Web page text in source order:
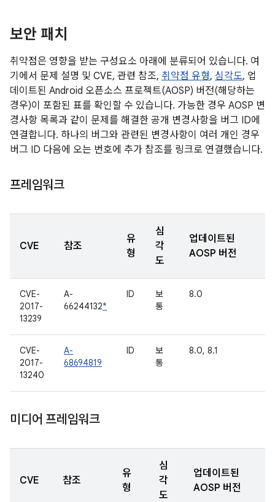
보안 패치
취약점은 영향을 받는 구성요소 아래에 분류되어 있습니다. 여
기에서 문제 설명 및 CVE, 관련 참조, 취약점 유형, 심각도, 업
데이트된 Android 오픈소스 프로젝트(AOSP) 버전(해당하는
경우)이 포함된 표를 확인할 수 있습니다. 가능한 경우 AOSP 변
경사항 목록과 같이 문제를 해결한 공개 변경사항을 버그 ID에
연결합니다. 하나의 버그와 관련된 변경사항이 여러 개인 경우
버그 ID 다음에 오는 번호에 추가 참조를 링크로 연결했습니다.
프레임워크
CVE 참조
유
형
심
각
도
업데이트된
AOSP 버전
CVE-
2017-
13239
A-
66244132*
ID
보
통
8.0
CVE-
2017-
13240
A-
68694819
ID
보
통
8.0, 8.1
미디어 프레임워크
CVE 참조
유
형
심
각
도
업데이트된
AOSP 버전